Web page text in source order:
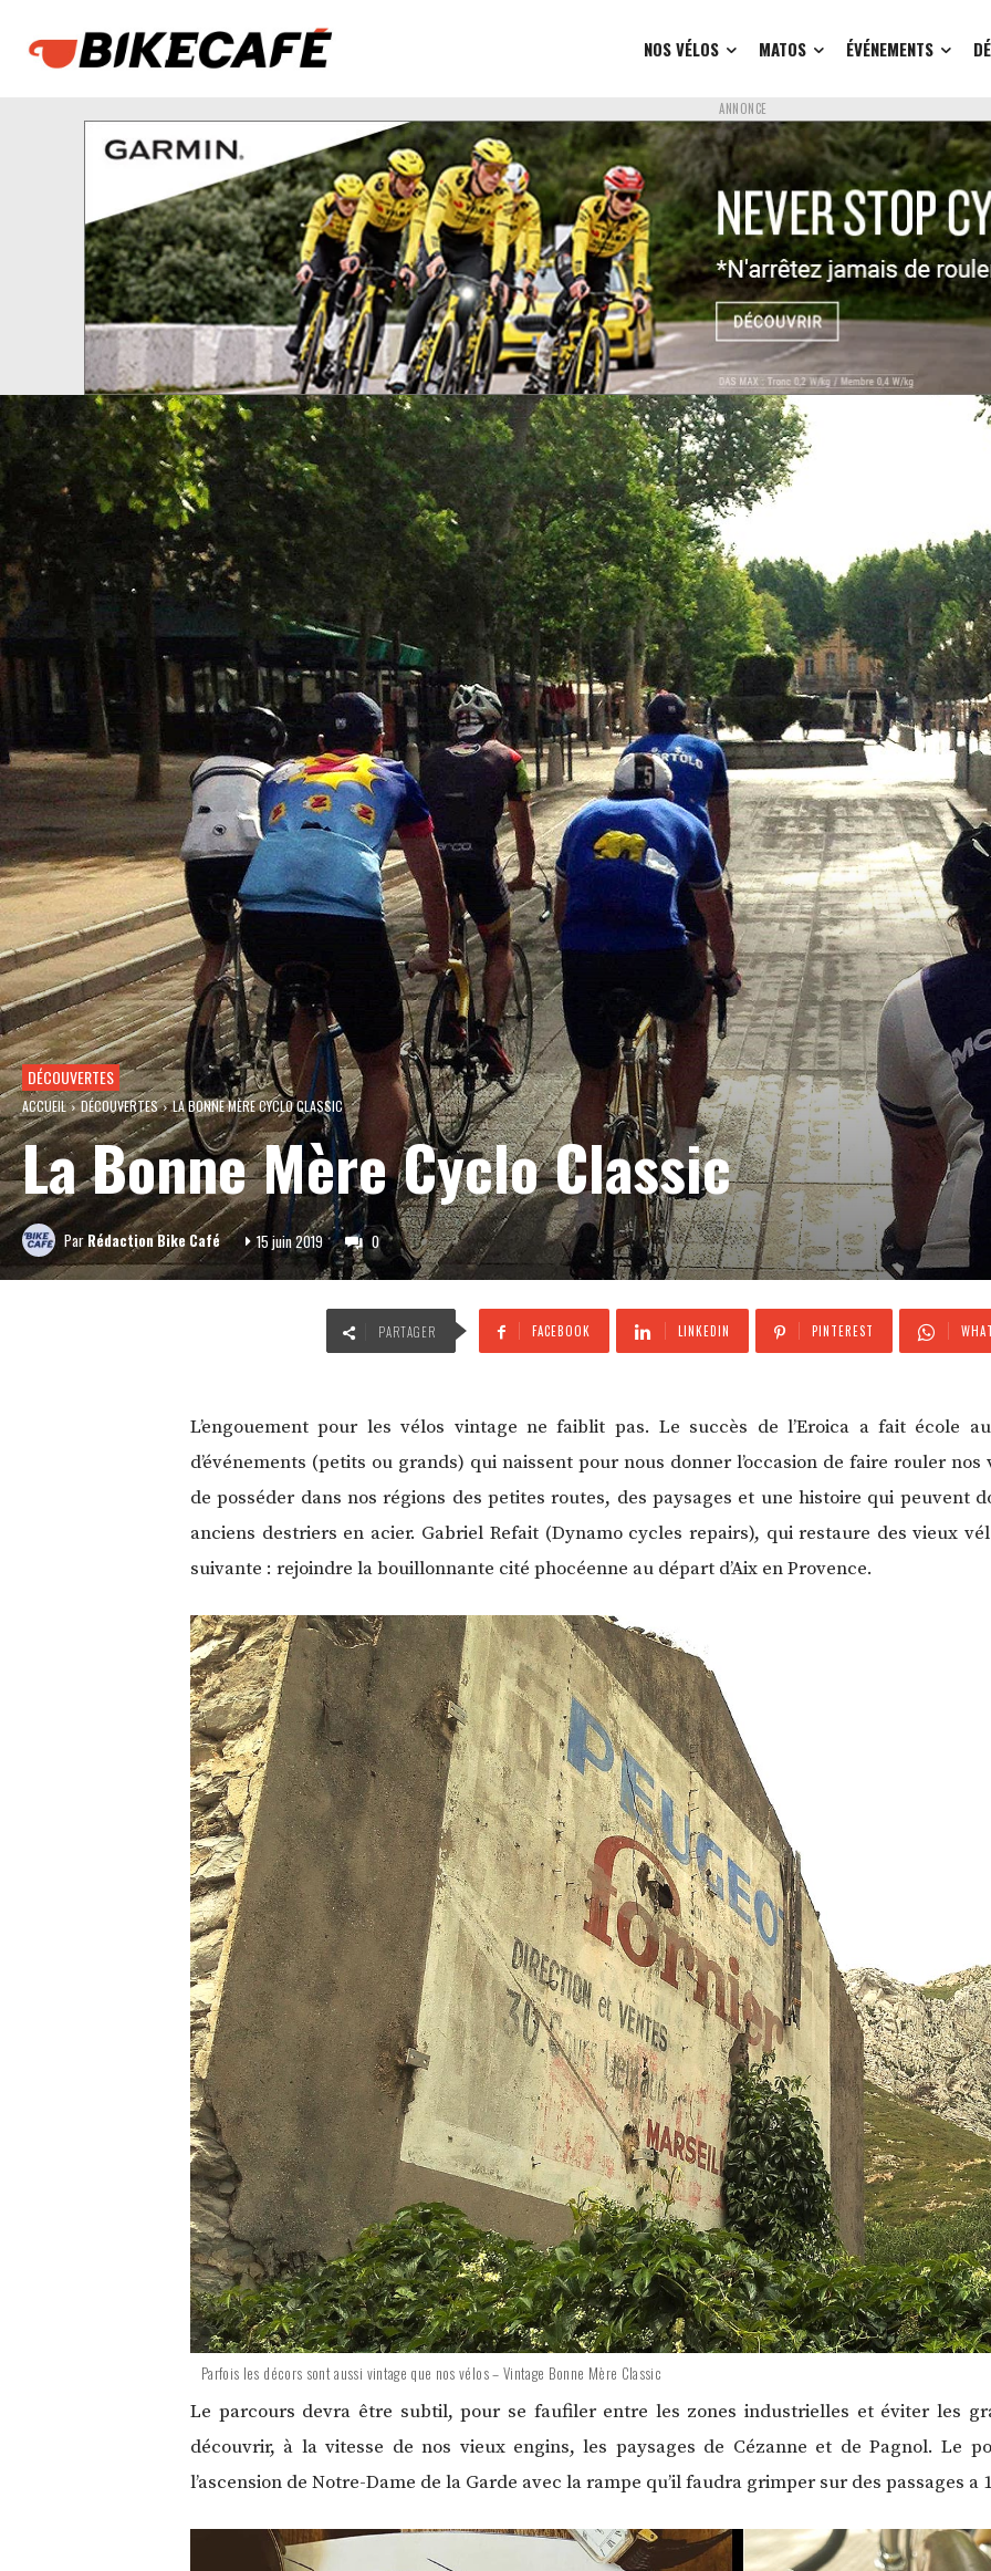
NOS VÉLOS MATOS ÉVÉNEMENTS
ANNONCE
DÉCOUVERTES
ACCUEIL DÉCOUVERTES LA BONNE MÈRE CYCLO CLASSIC
La Bonne Mère Cyclo Classic
ParRédaction Bike Café 15 juin 2019 0
PARTAGER FACEBOOK LINKEDIN PINTEREST
L’engouement pour les vélos vintage ne faiblit pas. Le succès de l’Eroica a fait école
d’événements (petits ou grands) qui naissent pour nous donner l’occasion de faire rouler
de posséder dans nos régions des petites routes, des paysages et une histoire qui peuvent
anciens destriers en acier. Gabriel Refait (Dynamo cycles repairs), qui restaure des vieux
suivante : rejoindre la bouillonnante cité phocéenne au départ d’Aix en Provence.
Parfois les décors sont aussi vintage que nos vélos – Vintage Bonne Mère Classic
Le parcours devra être subtil, pour se faufiler entre les zones industrielles et éviter les
découvrir, à la vitesse de nos vieux engins, les paysages de Cézanne et de Pagnol. Le
l’ascension de Notre-Dame de la Garde avec la rampe qu’il faudra grimper sur des passages a